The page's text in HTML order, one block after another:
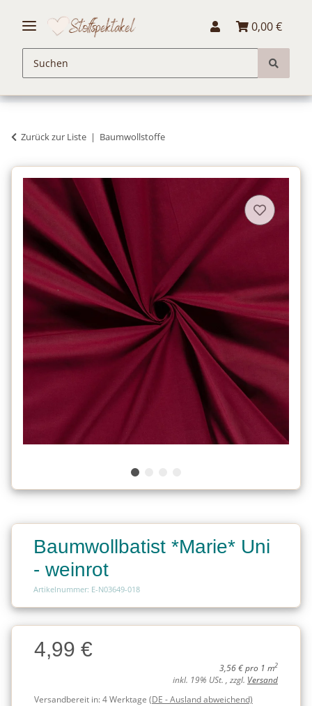
0,00 €
Zurück zur Liste Baumwollstoffe
Baumwollbatist *Marie* Uni
- weinrot
Artikelnummer: E-N03649-018
Charge
Charge4,99 €
3,56 € pro 1 m2
inkl. 19% USt. , zzgl. Versand
Versandbereit in:4 Werktage (DE - Ausland abweichend)